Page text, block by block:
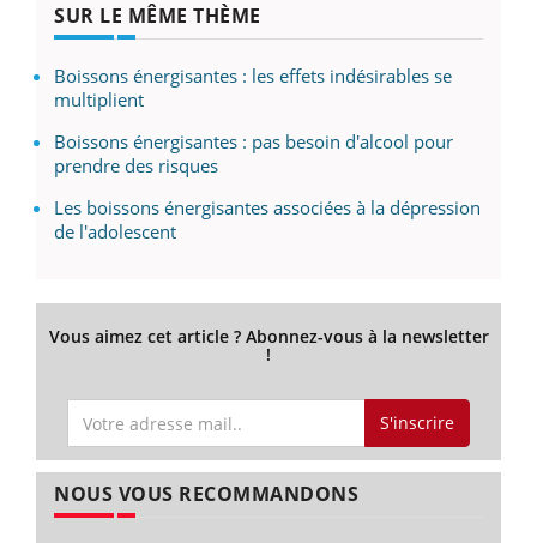
SUR LE MÊME THÈME
Boissons énergisantes : les effets indésirables se
multiplient
Boissons énergisantes : pas besoin d'alcool pour
prendre des risques
Les boissons énergisantes associées à la dépression
de l'adolescent
Vous aimez cet article ? Abonnez-vous à la newsletter
!
S'inscrire
NOUS VOUS RECOMMANDONS